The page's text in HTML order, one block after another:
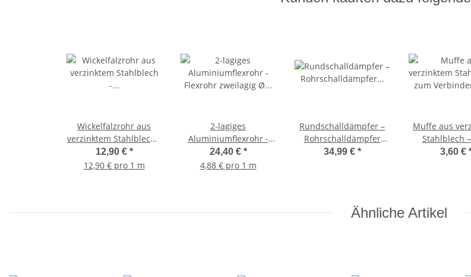
Wickelfalzrohr aus
verzinktem Stahlblech -
Lüftungsrohr – Ø 100–
500 mm, verschiedene
12,90 € *
12,90 € pro 1 m
2-lagiges
Aluminiumflexrohr -
Flexrohr zweilagig Ø 80
mm / L = 5000 mm
24,40 € *
4,88 € pro 1 m
Rundschalldämpfer –
Rohrschalldämpfer
Lüftung, Schalldämpfer
34,99 € *
Muffe aus
Stahlblech
Verbinden
3,60 €
Ähnliche Artikel